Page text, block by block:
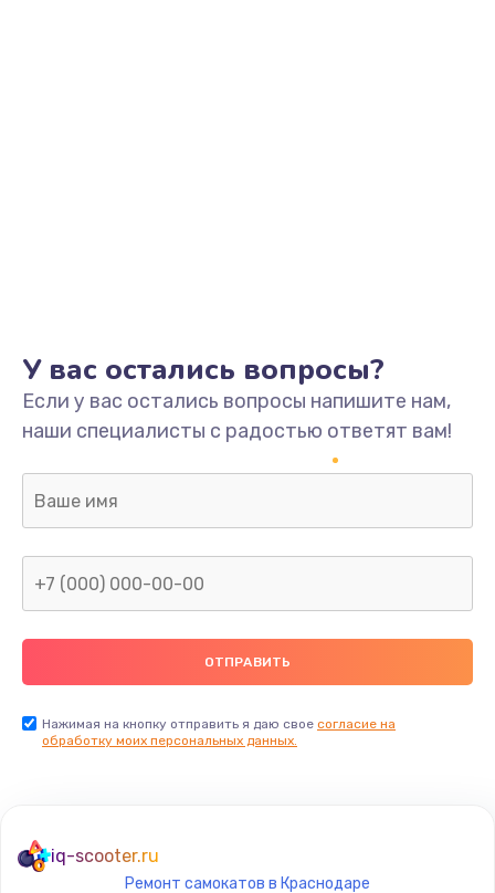
У вас остались вопросы?
Если у вас остались вопросы напишите нам,
наши специалисты с радостью ответят вам!
Нажимая на кнопку отправить я даю свое согласие на
обработку моих персональных данных.
iq-scooter.ru
Ремонт самокатов в Краснодаре